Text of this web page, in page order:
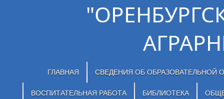
ГЛАВНАЯ СВЕДЕНИЯ ОБ ОБРАЗОВАТЕЛЬНОЙ
ВОСПИТАТЕЛЬНАЯ РАБОТА БИБЛИОТЕКА